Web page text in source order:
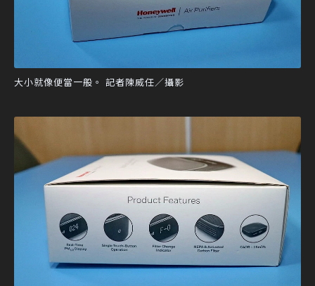
大小就像便當一般。 記者陳威任／攝影